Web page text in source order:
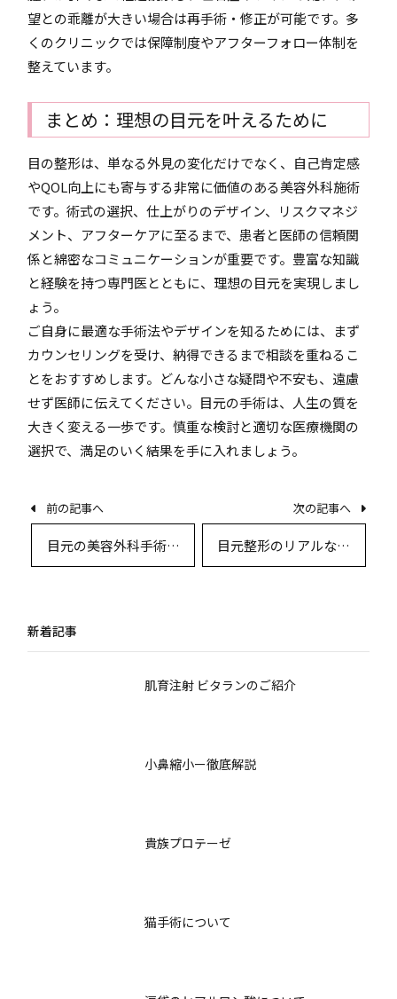
望との乖離が大きい場合は再手術・修正が可能です。多
くのクリニックでは保障制度やアフターフォロー体制を
整えています。
まとめ：理想の目元を叶えるために
目の整形は、単なる外見の変化だけでなく、自己肯定感
やQOL向上にも寄与する非常に価値のある美容外科施術
です。術式の選択、仕上がりのデザイン、リスクマネジ
メント、アフターケアに至るまで、患者と医師の信頼関
係と綿密なコミュニケーションが重要です。豊富な知識
と経験を持つ専門医とともに、理想の目元を実現しまし
ょう。
ご自身に最適な手術法やデザインを知るためには、まず
カウンセリングを受け、納得できるまで相談を重ねるこ
とをおすすめします。どんな小さな疑問や不安も、遠慮
せず医師に伝えてください。目元の手術は、人生の質を
大きく変える一歩です。慎重な検討と適切な医療機関の
選択で、満足のいく結果を手に入れましょう。
前の記事へ
目元の美容外科手術の
実際と患者体験談～専
次の記事へ
目元整形のリアルなダ
ウンタイムと回復プロ
新着記事
肌育注射 ビタランのご紹介
小鼻縮小ー徹底解説
貴族プロテーゼ
猫手術について